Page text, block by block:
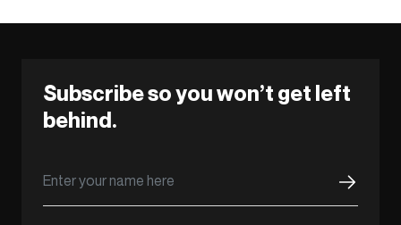
Subscribe so you won’t get left
behind.